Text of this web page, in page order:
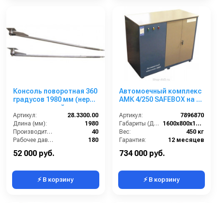
Консоль поворотная 360
градусов 1980 мм (нерж)
тип наклонный
Артикул:
28.3300.00
Длина (мм):
1980
Производительность (л/мин):
40
Рабочее давление (бар):
180
52 000 руб.
⚡ В корзину
Автомоечный комплекс
АМК 4/250 SAFEBOX на 4
Артикул:
7896870
Габариты (ДхШхВ):
1600х800х1500
Вес:
450 кг
Гарантия:
12 месяцев
734 000 руб.
⚡ В корзину